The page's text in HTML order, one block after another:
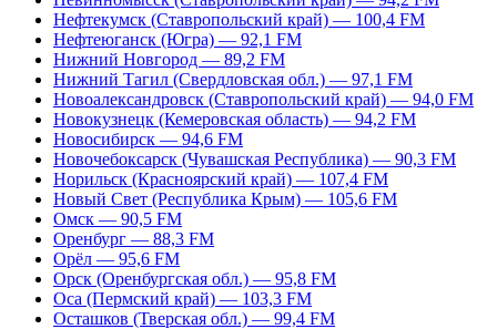
Нефтекумск (Ставропольский край) — 100,4 FM
Нефтеюганск (Югра) — 92,1 FM
Нижний Новгород — 89,2 FM
Нижний Тагил (Свердловская обл.) — 97,1 FM
Новоалександровск (Ставропольский край) — 94,0 FM
Новокузнецк (Кемеровская область) — 94,2 FM
Новосибирск — 94,6 FM
Новочебоксарск (Чувашская Республика) — 90,3 FM
Норильск (Красноярский край) — 107,4 FM
Новый Свет (Республика Крым) — 105,6 FM
Омск — 90,5 FM
Оренбург — 88,3 FM
Орёл — 95,6 FM
Орск (Оренбургская обл.) — 95,8 FM
Оса (Пермский край) — 103,3 FM
Осташков (Тверская обл.) — 99,4 FM